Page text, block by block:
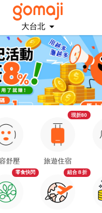
大台北
舒壓
零食快閃
旅遊住宿
現折80
組合８折